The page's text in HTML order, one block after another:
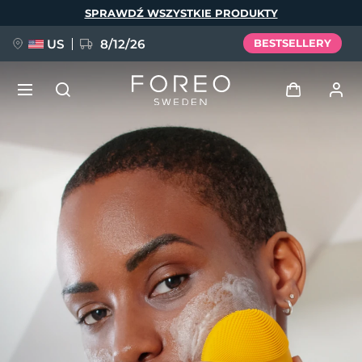
SPRAWDŹ WSZYSTKIE PRODUKTY
US 8/12/26 BESTSELLERY
Profil użytkownika
Moje urządzenia
Moje zamówienia
Moje adresy
Moje subskrypcje
NOWOŚĆ
FAQ™ Pure Beauty-Tech Elixir
BREAKING NEWS
issa™ Teeth Whitening Set
Język
English Deutsch
Español
Français
Italiano
Português
Svenska
Русский
Türkçe
简体中文 繁體中文